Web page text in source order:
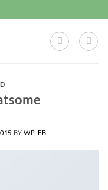
BYWP_EB